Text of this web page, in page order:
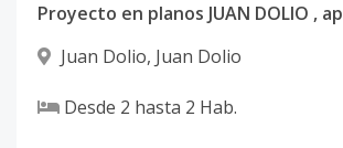
Juan Dolio, Juan Dolio
Desde 2 hasta 2 Hab.